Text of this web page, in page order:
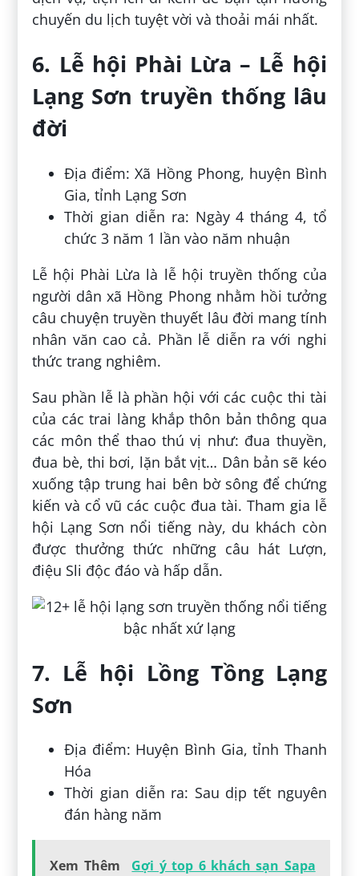
chuyến du lịch tuyệt vời và thoải mái nhất.
6. Lễ hội Phài Lừa – Lễ hội
Lạng Sơn truyền thống lâu
đời
Địa điểm: Xã Hồng Phong, huyện Bình
Gia, tỉnh Lạng Sơn
Thời gian diễn ra: Ngày 4 tháng 4, tổ
chức 3 năm 1 lần vào năm nhuận
Lễ hội Phài Lừa là lễ hội truyền thống của
người dân xã Hồng Phong nhằm hồi tưởng
câu chuyện truyền thuyết lâu đời mang tính
nhân văn cao cả. Phần lễ diễn ra với nghi
thức trang nghiêm.
Sau phần lễ là phần hội với các cuộc thi tài
của các trai làng khắp thôn bản thông qua
các môn thể thao thú vị như: đua thuyền,
đua bè, thi bơi, lặn bắt vịt… Dân bản sẽ kéo
xuống tập trung hai bên bờ sông để chứng
kiến và cổ vũ các cuộc đua tài. Tham gia lễ
hội Lạng Sơn nổi tiếng này, du khách còn
được thưởng thức những câu hát Lượn,
điệu Sli độc đáo và hấp dẫn.
7. Lễ hội Lồng Tồng Lạng
Sơn
Địa điểm: Huyện Bình Gia, tỉnh Thanh
Hóa
Thời gian diễn ra: Sau dịp tết nguyên
đán hàng năm
Xem Thêm Gợi ý top 6 khách sạn Sapa